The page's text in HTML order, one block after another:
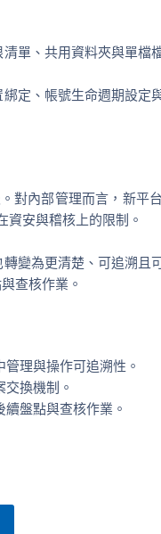
單、共用資料夾與單檔
定、帳號生命週期設定
內部管理而言，新平
資安與稽核上的限制。
變為更清楚、可追溯且
查核作業。
理與操作可追溯性。
換機制。
盤點與查核作業。